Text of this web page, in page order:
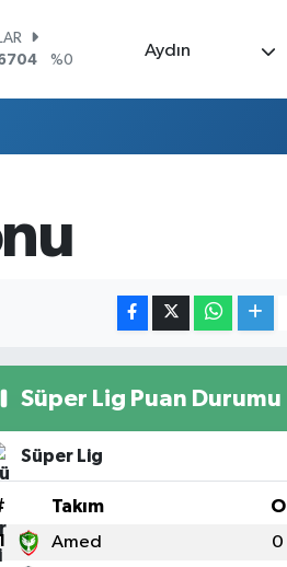
%0
%70
Aydın
Süper Lig Puan Durumu
Süper Lig
Takım O
1 Amed 0